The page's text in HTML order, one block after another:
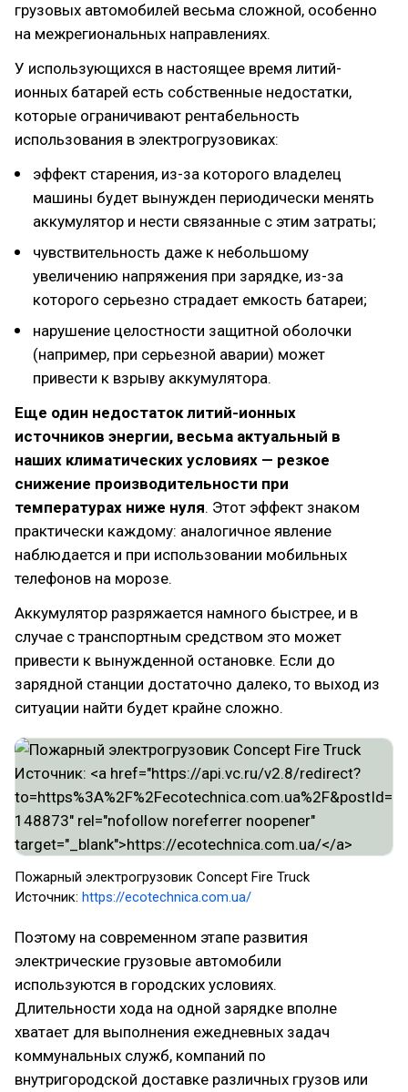
грузовых автомобилей весьма сложной, особенно
на межрегиональных направлениях.
У использующихся в настоящее время литий-
ионных батарей есть собственные недостатки,
которые ограничивают рентабельность
использования в электрогрузовиках:
эффект старения, из-за которого владелец
машины будет вынужден периодически менять
аккумулятор и нести связанные с этим затраты;
чувствительность даже к небольшому
увеличению напряжения при зарядке, из-за
которого серьезно страдает емкость батареи;
нарушение целостности защитной оболочки
(например, при серьезной аварии) может
привести к взрыву аккумулятора.
Еще один недостаток литий-ионных
источников энергии, весьма актуальный в
наших климатических условиях — резкое
снижение производительности при
температурах ниже нуля. Этот эффект знаком
практически каждому: аналогичное явление
наблюдается и при использовании мобильных
телефонов на морозе.
Аккумулятор разряжается намного быстрее, и в
случае с транспортным средством это может
привести к вынужденной остановке. Если до
зарядной станции достаточно далеко, то выход из
ситуации найти будет крайне сложно.
Пожарный электрогрузовик Concept Fire Truck
Источник: https://ecotechnica.com.ua/
Поэтому на современном этапе развития
электрические грузовые автомобили
используются в городских условиях.
Длительности хода на одной зарядке вполне
хватает для выполнения ежедневных задач
коммунальных служб, компаний по
внутригородской доставке различных грузов или